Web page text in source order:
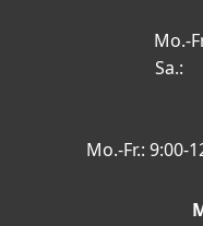
Mo.-
Sa.:
Mo.-Fr.: 9:00-